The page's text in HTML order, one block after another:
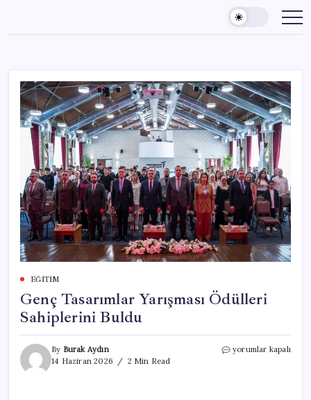
content
EĞITIM
Genç Tasarımlar Yarışması Ödülleri
Sahiplerini Buldu
By Burak Aydın
14 Haziran 2026
2 Min Read
Genç
yorumlar kapalı